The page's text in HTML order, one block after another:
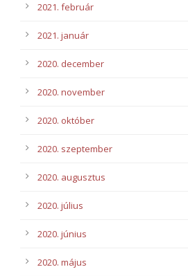
2021. február
2021. január
2020. december
2020. november
2020. október
2020. szeptember
2020. augusztus
2020. július
2020. június
2020. május